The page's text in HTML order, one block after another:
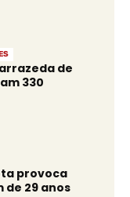
de
330
provoca
de 29 anos